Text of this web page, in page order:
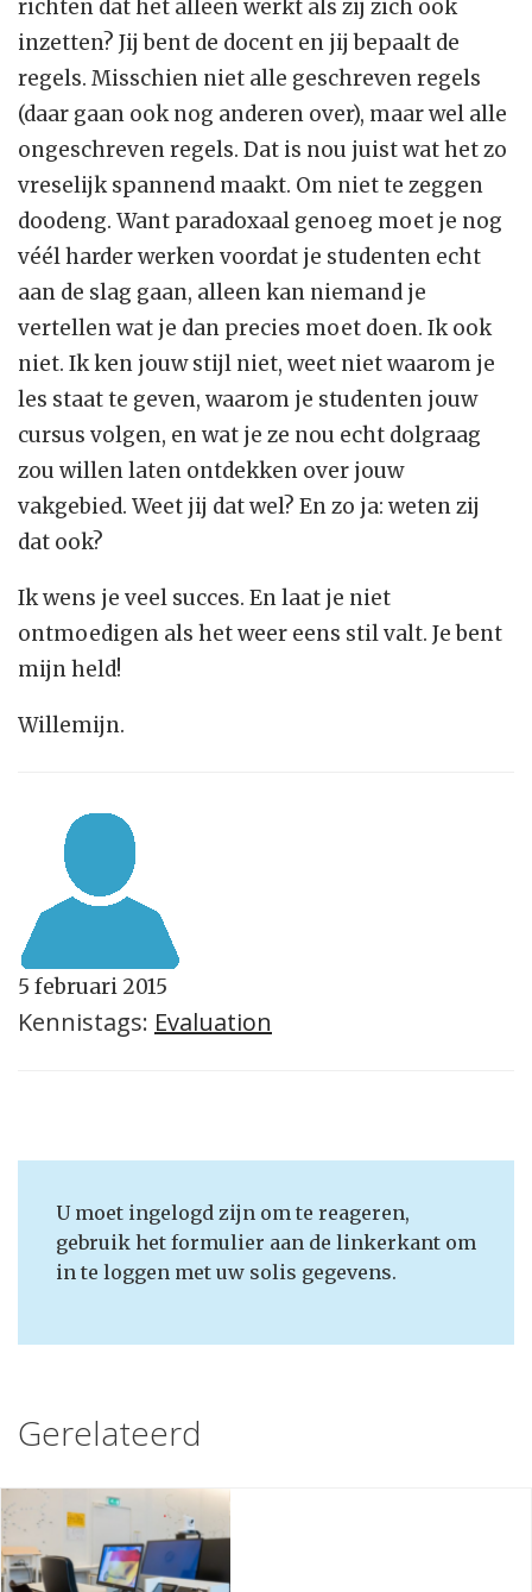
richten dat het alleen werkt als zij zich ook
inzetten? Jij bent de docent en jij bepaalt de
regels. Misschien niet alle geschreven regels
(daar gaan ook nog anderen over), maar wel alle
ongeschreven regels. Dat is nou juist wat het zo
vreselijk spannend maakt. Om niet te zeggen
doodeng. Want paradoxaal genoeg moet je nog
véél harder werken voordat je studenten echt
aan de slag gaan, alleen kan niemand je
vertellen wat je dan precies moet doen. Ik ook
niet. Ik ken jouw stijl niet, weet niet waarom je
les staat te geven, waarom je studenten jouw
cursus volgen, en wat je ze nou echt dolgraag
zou willen laten ontdekken over jouw
vakgebied. Weet jij dat wel? En zo ja: weten zij
dat ook?
Ik wens je veel succes. En laat je niet
ontmoedigen als het weer eens stil valt. Je bent
mijn held!
Willemijn.
5 februari 2015
Kennistags: Evaluation
U moet ingelogd zijn om te reageren,
gebruik het formulier aan de linkerkant om
in te loggen met uw solis gegevens.
Gerelateerd